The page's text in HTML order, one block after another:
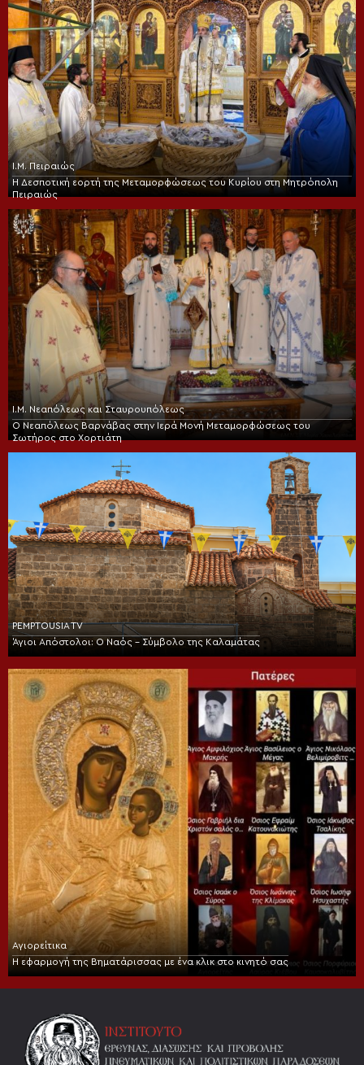
Ι.Μ. Πειραιώς
Η Δεσποτική εορτή της Μεταμορφώσεως του Κυρίου στη Μητρόπολη
Πειραιώς
Ι.Μ. Νεαπόλεως και Σταυρουπόλεως
Ο Νεαπόλεως Βαρνάβας στην Ιερά Μονή Μεταμορφώσεως του
Σωτήρος στο Χορτιάτη
PEMPTOUSIA TV
Άγιοι Απόστολοι: Ο Ναός – Σύμβολο της Καλαμάτας
Αγιορείτικα
Η εφαρμογή της Βηματάρισσας με ένα κλικ στο κινητό σας